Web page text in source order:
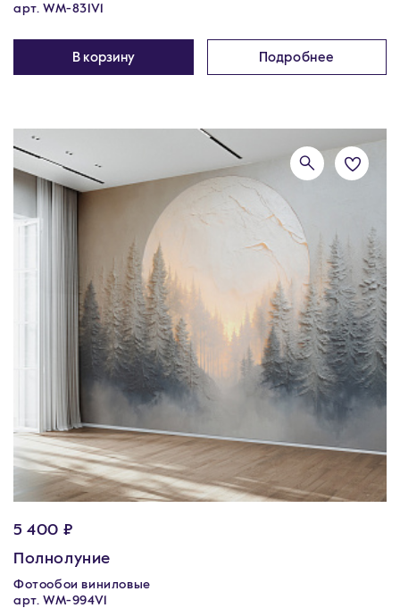
арт. WM-831V1
В корзину Подробнее
5 400 ₽
Полнолуние
Фотообои виниловые
арт. WM-994V1